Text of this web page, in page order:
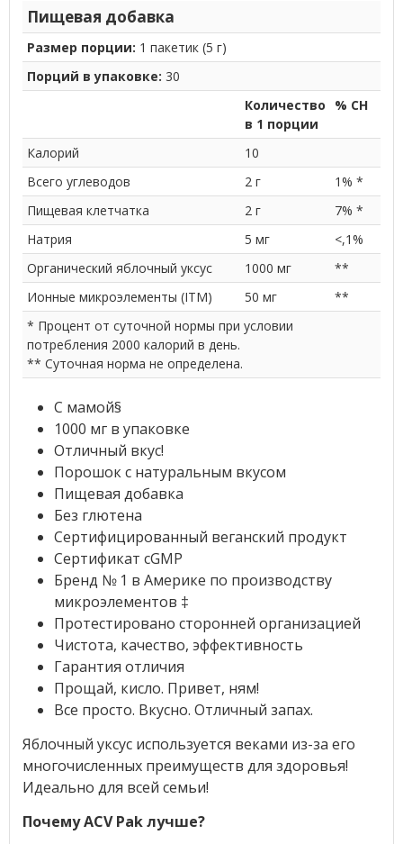
Пищевая добавка
Размер порции: 1 пакетик (5 г)
Порций в упаковке: 30
Количество
в 1 порции
% СН
Калорий
10
Всего углеводов
2 г
1% *
Пищевая клетчатка
2 г
7% *
Натрия
5 мг
<,1%
Органический яблочный уксус
1000 мг
**
Ионные микроэлементы (ITM)
50 мг
**
* Процент от суточной нормы при условии
потребления 2000 калорий в день.
** Суточная норма не определена.
С мамой§
1000 мг в упаковке
Отличный вкус!
Порошок с натуральным вкусом
Пищевая добавка
Без глютена
Сертифицированный веганский продукт
Сертификат cGMP
Бренд № 1 в Америке по производству
микроэлементов ‡
Протестировано сторонней организацией
Чистота, качество, эффективность
Гарантия отличия
Прощай, кисло. Привет, ням!
Все просто. Вкусно. Отличный запах.
Яблочный уксус используется веками из-за его
многочисленных преимуществ для здоровья!
Идеально для всей семьи!
Почему ACV Pak лучше?